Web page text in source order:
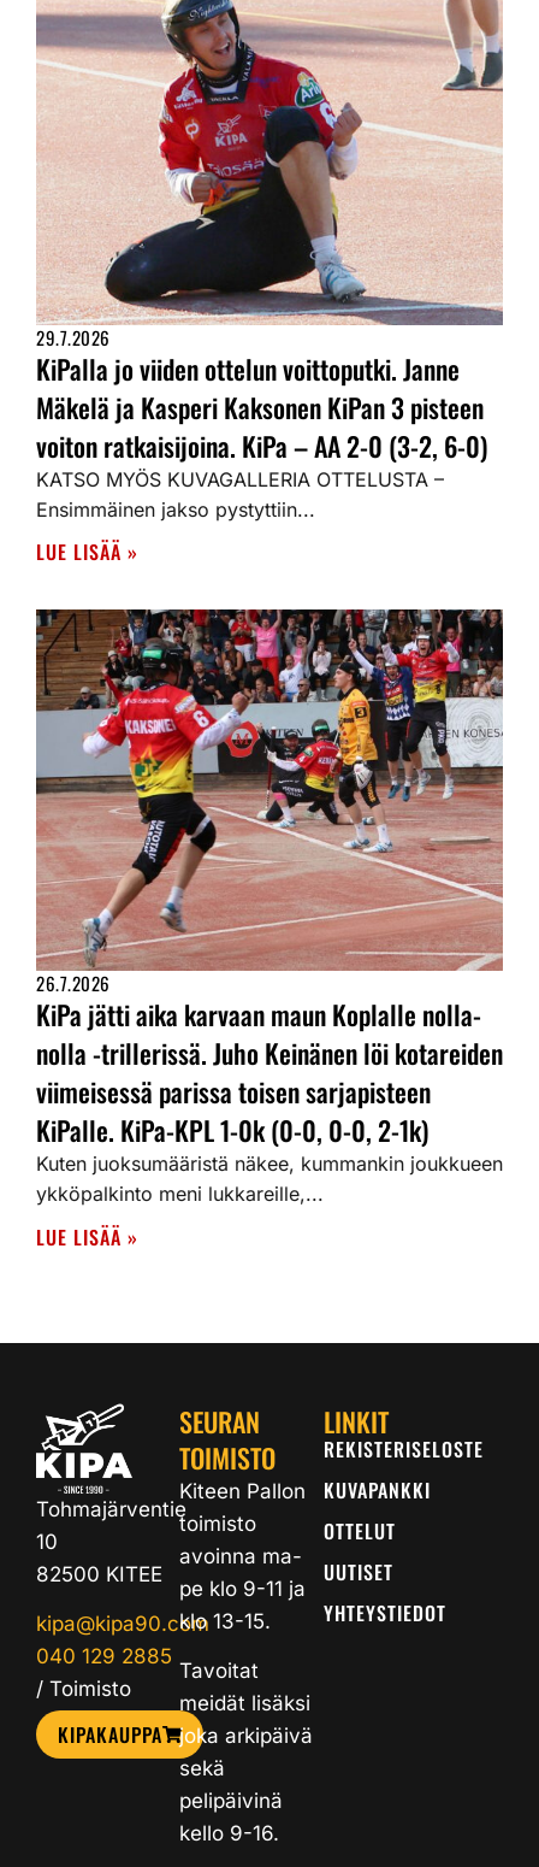
29.7.2026
KiPalla jo viiden ottelun voittoputki. Janne
Mäkelä ja Kasperi Kaksonen KiPan 3 pisteen
voiton ratkaisijoina. KiPa – AA 2-0 (3-2, 6-0)
KATSO MYÖS KUVAGALLERIA OTTELUSTA –
Ensimmäinen jakso pystyttiin...
LUE LISÄÄ »
26.7.2026
KiPa jätti aika karvaan maun Koplalle nolla-
nolla -trillerissä. Juho Keinänen löi kotareiden
viimeisessä parissa toisen sarjapisteen
KiPalle. KiPa-KPL 1-0k (0-0, 0-0, 2-1k)
Kuten juoksumääristä näkee, kummankin joukkueen
ykköpalkinto meni lukkareille,...
LUE LISÄÄ »
Tohmajärventie
10
82500 KITEE
kipa@kipa90.com
040 129 2885
/ Toimisto
KIPAKAUPPA
SEURAN
TOIMISTO
Kiteen Pallon
toimisto
avoinna ma-
pe klo 9-11 ja
klo 13-15.
Tavoitat
meidät lisäksi
joka arkipäivä
sekä
pelipäivinä
kello 9-16.
LINKIT
REKISTERISELOSTE
KUVAPANKKI
OTTELUT
UUTISET
YHTEYSTIEDOT